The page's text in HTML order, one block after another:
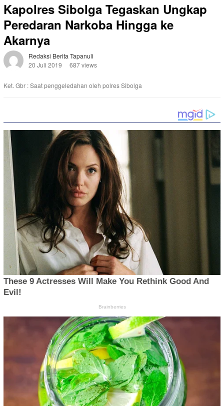
Kapolres Sibolga Tegaskan Ungkap
Peredaran Narkoba Hingga ke
Akarnya
Redaksi Berita Tapanuli
20 Juli 2019
687 views
Ket. Gbr : Saat penggeledahan oleh polres Sibolga